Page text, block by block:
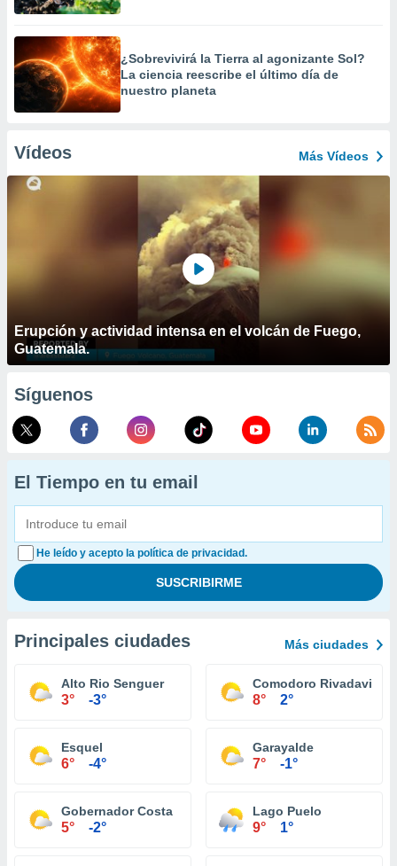
¿Sobrevivirá la Tierra al agonizante Sol?
La ciencia reescribe el último día de
nuestro planeta
Vídeos Más Vídeos
Erupción y actividad intensa en el volcán de Fuego,
Guatemala.
Síguenos
El Tiempo en tu email
He leído y acepto la política de privacidad.
Principales ciudades Más ciudades
Alto Rio Senguer
3° -3°
Comodoro Rivadavia
8° 2°
Esquel
6° -4°
Garayalde
7° -1°
Gobernador Costa
5° -2°
Lago Puelo
9° 1°